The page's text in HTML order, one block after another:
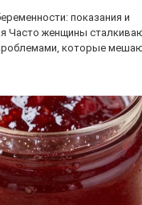
показания и
Часто женщины
которые